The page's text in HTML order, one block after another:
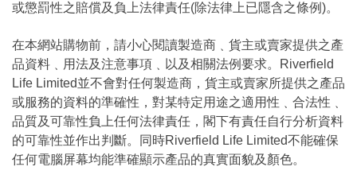
或懲罰性之賠償及負上法律責任(除法律上已隱含之條例)。
在本網站購物前，請小心閱讀製造商﹑貨主或賣家提供之產
品資料﹑用法及注意事項﹑以及相關法例要求。Riverfield
Life Limited並不會對任何製造商，貨主或賣家所提供之產品
或服務的資料的準確性，對某特定用途之適用性﹑合法性﹑
品質及可靠性負上任何法律責任，閣下有責任自行分析資料
的可靠性並作出判斷。同時Riverfield Life Limited不能確保
任何電腦屏幕均能準確顯示產品的真實面貌及顏色。